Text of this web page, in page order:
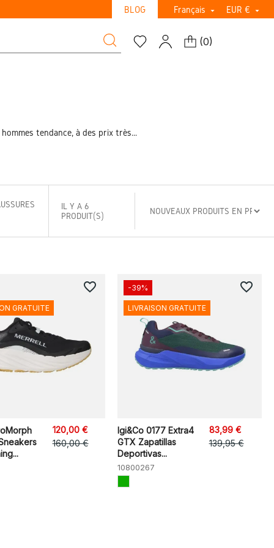
BLOG Français  EUR € 
(0)
tendance, à des prix très...
IL Y A 6
PRODUIT(S)
120,00 €
160,00 €
GRATUITE
favorite_border
Igi&Co 0177 Extra4
GTX Zapatillas
Deportivas...
10800267
83,99 €
139,95 €
-39%
LIVRAISON GRATUITE
favorite_border